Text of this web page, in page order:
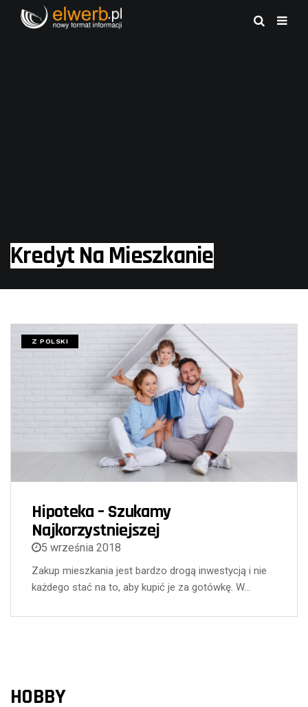
Kredyt Na Mieszkanie
Z POLSKI
Hipoteka – Szukamy
Najkorzystniejszej
5 września 2018
Zakup mieszkania jest bardzo drogą inwestycją i nie
każdego stać na to, aby kupić je za gotówkę. W…
HOBBY